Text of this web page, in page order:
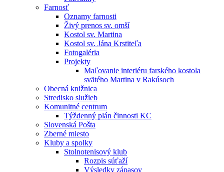
Farnosť
Oznamy farnosti
Živý prenos sv. omší
Kostol sv. Martina
Kostol sv. Jána Krstiteľa
Fotogaléria
Projekty
Maľovanie interiéru farského kostola
svätého Martina v Rakúsoch
Obecná knižnica
Stredisko služieb
Komunitné centrum
Týždenný plán činnosti KC
Slovenská Pošta
Zberné miesto
Kluby a spolky
Stolnotenisový klub
Rozpis súťaží
Výsledky zápasov